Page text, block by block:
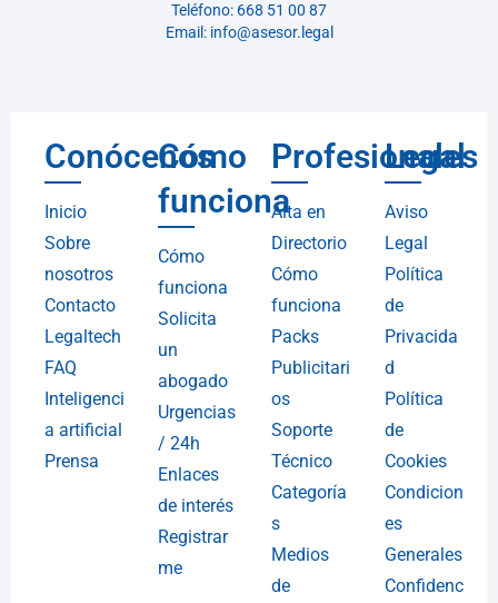
Teléfono: 668 51 00 87
Email: info@asesor.legal
Conócenos
Inicio
Sobre
nosotros
Contacto
Legaltech
FAQ
Inteligenci
a artificial
Prensa
Cómo
funciona
Cómo
funciona
Solicita
un
abogado
Urgencias
/ 24h
Enlaces
de interés
Registrar
me
Profesionales
Alta en
Directorio
Cómo
funciona
Packs
Publicitari
os
Soporte
Técnico
Categoría
s
Medios
de
Legal
Aviso
Legal
Política
de
Privacida
d
Política
de
Cookies
Condicion
es
Generales
Confidenc